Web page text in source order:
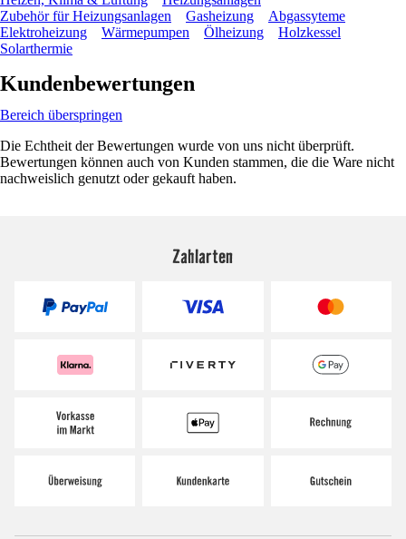
Zubehör für Heizungsanlagen
Gasheizung
Abgassyteme
Elektroheizung
Wärmepumpen Ölheizung
Holzkessel
Solarthermie
Kundenbewertungen
Bereich überspringen
Die Echtheit der Bewertungen wurde von uns nicht überprüft.
Bewertungen können auch von Kunden stammen, die die Ware nicht
nachweislich genutzt oder gekauft haben.
Zahlarten